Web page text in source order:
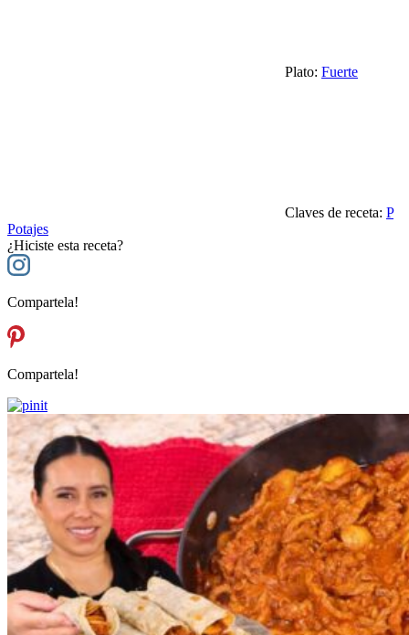
Plato: Fuerte
Claves de receta: P
Potajes
¿Hiciste esta receta?
Compartela!
Compartela!